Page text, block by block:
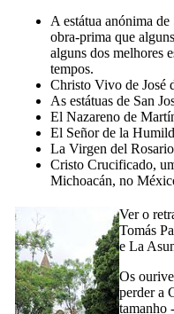
A estátua anónima de
obra-prima que
alguns dos melhores
tempos.
Christo Vivo de José
As estátuas de San
El Nazareno de
El Señor de la
La Virgen del Rosario
Cristo Crucificado,
Michoacán, no
Ver o
Tomás
e La
Os
perder a
tamanho